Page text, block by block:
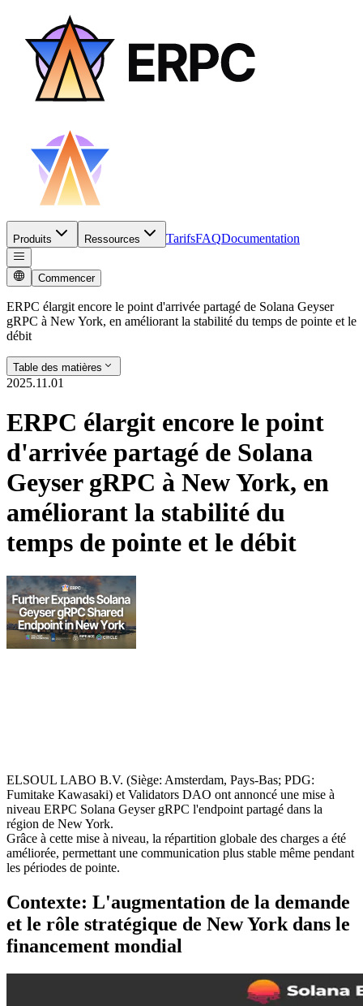
Produits Ressources TarifsFAQDocumentation
Commencer
ERPC élargit encore le point d'arrivée partagé de Solana Geyser
gRPC à New York, en améliorant la stabilité du temps de pointe et le
débit
Table des matières
2025.11.01
ERPC élargit encore le point
d'arrivée partagé de Solana
Geyser gRPC à New York, en
améliorant la stabilité du
temps de pointe et le débit
ELSOUL LABO B.V. (Siège: Amsterdam, Pays-Bas; PDG:
Fumitake Kawasaki) et Validators DAO ont annoncé une mise à
niveau ERPC Solana Geyser gRPC l'endpoint partagé dans la
région de New York.
Grâce à cette mise à niveau, la répartition globale des charges a été
améliorée, permettant une communication plus stable même pendant
les périodes de pointe.
Contexte: L'augmentation de la demande
et le rôle stratégique de New York dans le
financement mondial